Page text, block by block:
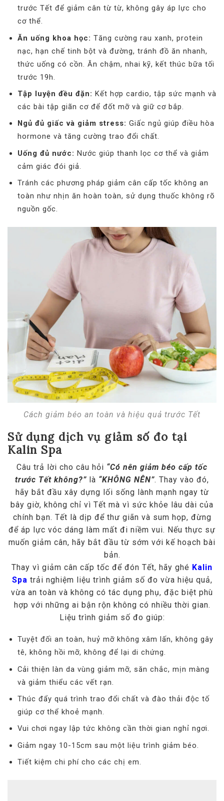
trước Tết để giảm cân từ từ, không gây áp lực cho
cơ thể.
Ăn uống khoa học: Tăng cường rau xanh, protein
nạc, hạn chế tinh bột và đường, tránh đồ ăn nhanh,
thức uống có cồn. Ăn chậm, nhai kỹ, kết thúc bữa tối
trước 19h.
Tập luyện đều đặn: Kết hợp cardio, tập sức mạnh và
các bài tập giãn cơ để đốt mỡ và giữ cơ bắp.
Ngủ đủ giấc và giảm stress: Giấc ngủ giúp điều hòa
hormone và tăng cường trao đổi chất.
Uống đủ nước: Nước giúp thanh lọc cơ thể và giảm
cảm giác đói giả.
Tránh các phương pháp giảm cân cấp tốc không an
toàn như nhịn ăn hoàn toàn, sử dụng thuốc không rõ
nguồn gốc.
Cách giảm béo an toàn và hiệu quả trước Tết
Sử dụng dịch vụ giảm số đo tại
Kalin Spa
Câu trả lời cho câu hỏi “Có nên giảm béo cấp tốc
trước Tết không?” là “KHÔNG NÊN”. Thay vào đó,
hãy bắt đầu xây dựng lối sống lành mạnh ngay từ
bây giờ, không chỉ vì Tết mà vì sức khỏe lâu dài của
chính bạn. Tết là dịp để thư giãn và sum họp, đừng
để áp lực vóc dáng làm mất đi niềm vui. Nếu thực sự
muốn giảm cân, hãy bắt đầu từ sớm với kế hoạch bài
bản.
Thay vì giảm cân cấp tốc để đón Tết, hãy ghé Kalin
Spa trải nghiệm liệu trình giảm số đo vừa hiệu quả,
vừa an toàn và không có tác dụng phụ, đặc biệt phù
hợp với những ai bận rộn không có nhiều thời gian.
Liệu trình giảm số đo giúp:
Tuyệt đối an toàn, huỷ mỡ không xâm lấn, không gây
tê, không hồi mỡ, không để lại di chứng.
Cải thiện làn da vùng giảm mỡ, săn chắc, mịn màng
và giảm thiểu các vết rạn.
Thúc đẩy quá trình trao đổi chất và đào thải độc tố
giúp cơ thể khoẻ mạnh.
Vui chơi ngay lập tức không cần thời gian nghỉ ngơi.
Giảm ngay 10-15cm sau một liệu trình giảm béo.
Tiết kiệm chi phí cho các chị em.